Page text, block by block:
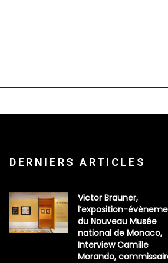
DERNIERS ARTICLES
Victor Brauner,
l’exposition-
du Nouveau Musée
national de Monaco,
Interview Camille
Morando,